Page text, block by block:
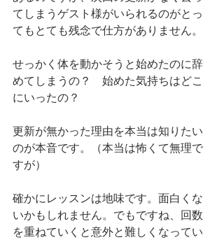
てしまうゲスト様がいられるのがとっ
てもとても残念で仕方がありません。
せっかく体を動かそうと始めたのに辞
めてしまうの？　始めた気持ちはどこ
にいったの？
更新が無かった理由を本当は知りたい
のが本音です。（本当は怖くて無理で
すが）
確かにレッスンは地味です。面白くな
いかもしれません。でもですね、回数
を重ねていくと意外と難しくなってい